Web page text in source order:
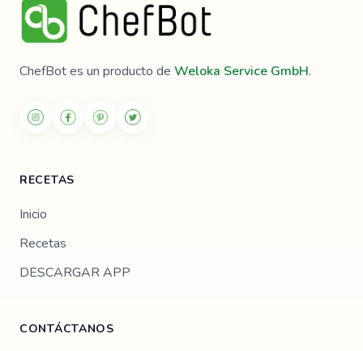
ChefBot es un producto de Weloka Service GmbH.
RECETAS
Inicio
Recetas
DESCARGAR APP
CONTÁCTANOS